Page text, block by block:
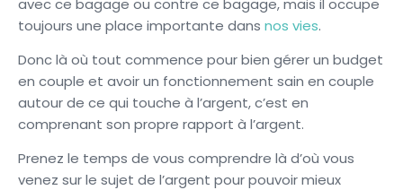
toujours une place importante dans nos vies.
Donc là où tout commence pour bien gérer un budget
en couple et avoir un fonctionnement sain en couple
autour de ce qui touche à l’argent, c’est en
comprenant son propre rapport à l’argent.
Prenez le temps de vous comprendre là d’où vous
venez sur le sujet de l’argent pour pouvoir mieux